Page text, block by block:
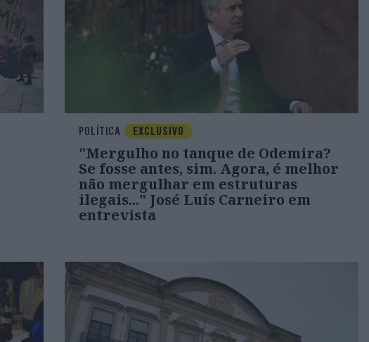
POLÍTICA EXCLUSIVO
"Mergulho no tanque de Odemira?
Se fosse antes, sim. Agora, é melhor
não mergulhar em estruturas
ilegais..." José Luís Carneiro em
entrevista